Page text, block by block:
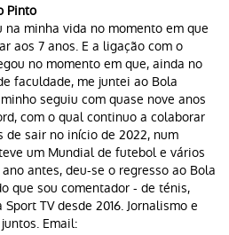
Pinto
na minha vida no momento em que
aos 7 anos. E a ligação com o
no momento em que, ainda no
faculdade, me juntei ao Bola
seguiu com quase nove anos
com o qual continuo a colaborar
de sair no início de 2022, num
um Mundial de futebol e vários
ano antes, deu-se o regresso ao Bola
que sou comentador - de ténis,
TV desde 2016. Jornalismo e
Email: